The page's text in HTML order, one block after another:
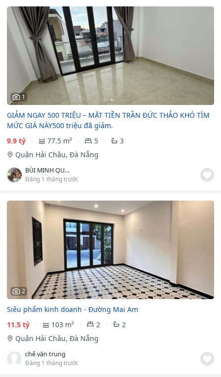
1
GIẢM NGAY 500 TRIỆU – MẶT TIỀN TRẦN ĐỨC THẢO KHÓ TÌM
MỨC GIÁ NÀY500 triệu đã giảm.
9.9 tỷ
77.5 m² 5
3
Quận Hải Châu, Đà Nẵng
BÙI MINH QUYNH
Đăng 1 tháng trước
2
Siêu phẩm kinh doanh - Đường Mai Am
11.5 tỷ
103 m² 2
2
Quận Hải Châu, Đà Nẵng
chế văn trung
Đăng 1 tháng trước